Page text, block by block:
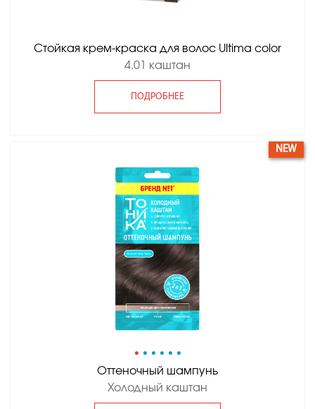
Стойкая крем-краска для волос Ultima color
4.01 каштан
ПОДРОБНЕЕ
• • • • • •
Оттеночный шампунь
Холодный каштан
NEW